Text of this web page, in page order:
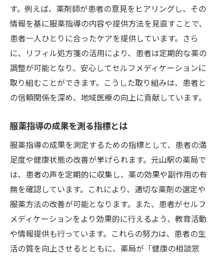
す。例えば、薬剤師が患者の意見をヒアリングし、その
情報を基に服薬指導の内容や提供方法を見直すことで、
患者一人ひとりに合ったケアを提供しています。さら
に、リフィル処方箋の活用により、患者は定期的な薬の
調整が可能となり、安心してセルフメディケーションに
取り組むことができます。こうした取り組みは、患者と
の信頼関係を深め、地域医療の向上に貢献しています。
服薬指導の成果を測る指標とは
服薬指導の成果を測定するための指標として、患者の満
足度や健康状態の改善が挙げられます。元山駅の薬局で
は、患者の声を定期的に収集し、薬の効果や副作用の有
無を確認しています。これにより、適切な薬剤の選定や
服薬方法の改善が可能となります。また、患者がセルフ
メディケーションをより効果的に行えるよう、教育活動
や情報提供も行っています。これらの努力は、患者の生
活の質を向上させるとともに、薬局が「健康の相談窓